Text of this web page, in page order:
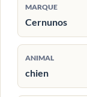
MARQUE
Cernunos
ANIMAL
chien